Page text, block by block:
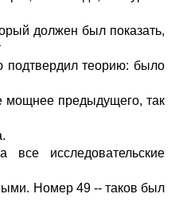
должен был показать,
подтвердил теорию: было
мощнее предыдущего, так
исследовательские
Номер 49 -- таков был